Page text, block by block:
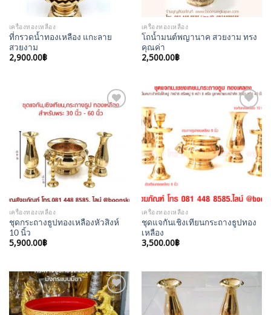
เครื่องทองเหลือง
ที่กรวดน้ำทองเหลือง แกะลาย
สวยงาม
2,900.00฿
เครื่องทองเหลือง
โถน้ำมนต์พญานาค สวยงาม ทรง
คุณค่า
2,500.00฿
Add to
เครื่องทองเหลือง
ชุดกระถางธูปทองเหลืองหัวสิงห์
10 นิ้ว
5,900.00฿
Add to
Wishlist
เครื่องทองเหลือง
ชุดแจกันเชิงเทียนกระถางธูปทอง
เหลือง
3,500.00฿
Add to
Wishlist
Add to
Wishlist